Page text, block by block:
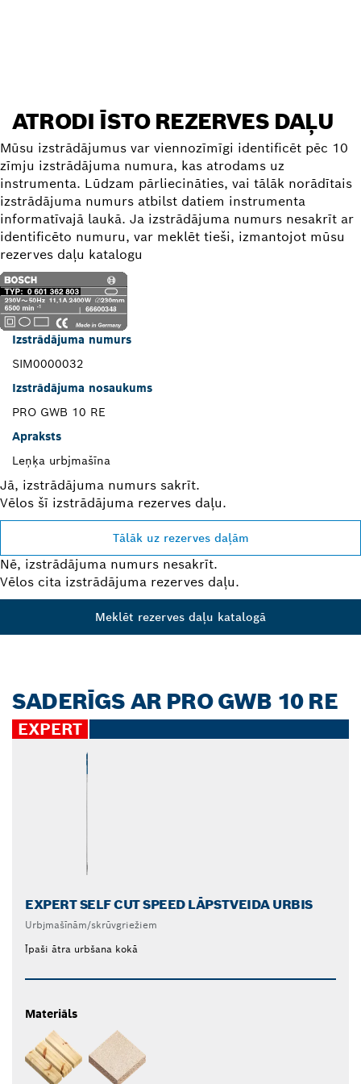
ATRODI ĪSTO REZERVES DAĻU
Mūsu izstrādājumus var viennozīmīgi identificēt pēc 10
zīmju izstrādājuma numura, kas atrodams uz
instrumenta. Lūdzam pārliecināties, vai tālāk norādītais
izstrādājuma numurs atbilst datiem instrumenta
informatīvajā laukā. Ja izstrādājuma numurs nesakrīt ar
identificēto numuru, var meklēt tieši, izmantojot mūsu
rezerves daļu katalogu
Izstrādājuma numurs
SIM0000032
Izstrādājuma nosaukums
PRO GWB 10 RE
Apraksts
Leņķa urbjmašīna
Jā, izstrādājuma numurs sakrīt.
Vēlos šī izstrādājuma rezerves daļu.
Tālāk uz rezerves daļām
Nē, izstrādājuma numurs nesakrīt.
Vēlos cita izstrādājuma rezerves daļu.
Meklēt rezerves daļu katalogā
SADERĪGS AR PRO GWB 10 RE
EXPERT
EXPERT SELF CUT SPEED LĀPSTVEIDA URBIS
Urbjmašīnām/skrūvgriežiem
Īpaši ātra urbšana kokā
Materiāls